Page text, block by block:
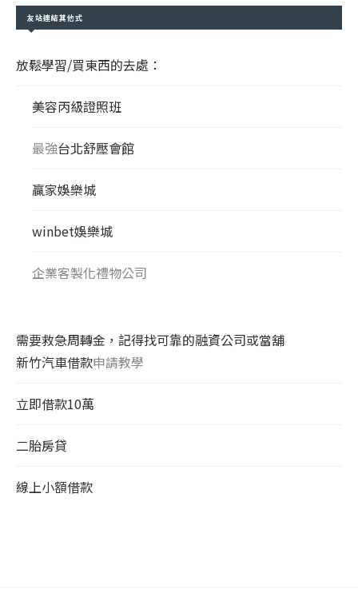
友站連結其他式
放鬆學習/買東西的去處：
美容丙級證照班
最強台北舒壓會館
贏家娛樂城
winbet娛樂城
企業客製化禮物公司
需要救急周轉金，記得找可靠的融資公司或當舖
新竹汽車借款申請教學
立即借款10萬
二胎房貸
線上小額借款